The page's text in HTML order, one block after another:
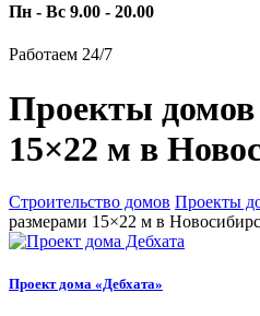
Пн - Вс 9.00 - 20.00
Работаем 24/7
Проекты
15×22 м в
Строительство домов Проекты
размерами 15×22 м в
Проект дома «Дебхата»